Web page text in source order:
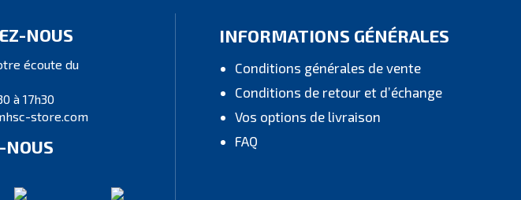
NOUS
écoute du
à 17h30
store.com
NOUS
INFORMATIONS GÉNÉRALES
Conditions générales de vente
Conditions de retour et d’échange
Vos options de livraison
FAQ